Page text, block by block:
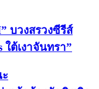
บวงสรวงซีรีส์
ต้เงาจันทรา”